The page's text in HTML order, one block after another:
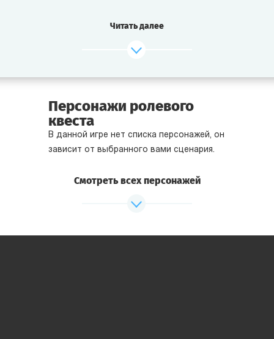
на окраине мрачного города. В разных местах города
местоположение. Кто знает, что там приготовил
Героям предстоит найти бункер Суперзлодея,
встретиться с Безумным Учёным, победить Киборга,
разрушить башню Титана, пройти опасные ловушки
в бункере, и получить новые суперспособности!
Читать далее
Персонажи ролевого
квеста
В данной игре нет списка персонажей, он
зависит от выбранного вами сценария.
Смотреть всех персонажей